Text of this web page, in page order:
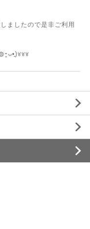
ましたので是非ご利用